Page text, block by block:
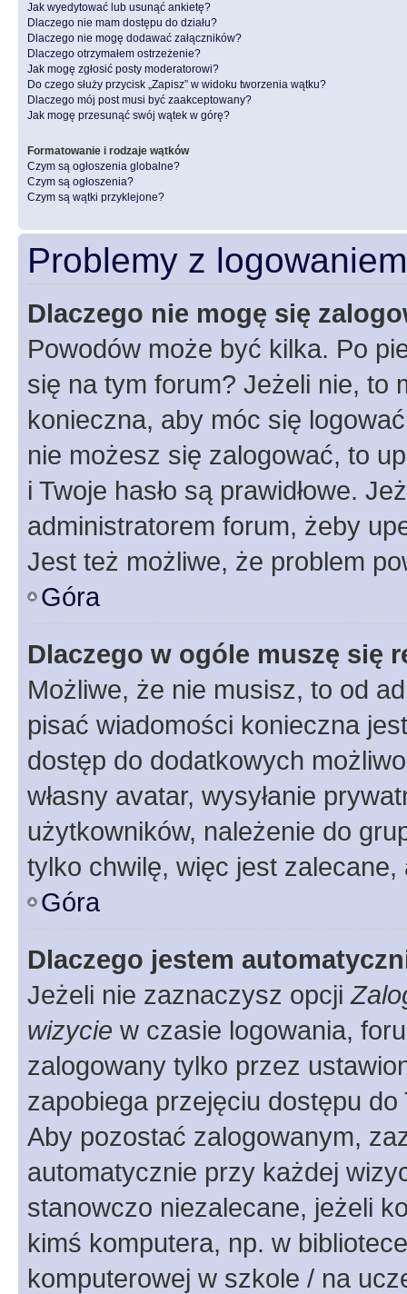
Jak wyedytować lub usunąć ankietę?
Dlaczego nie mam dostępu do działu?
Dlaczego nie mogę dodawać załączników?
Dlaczego otrzymałem ostrzeżenie?
Jak mogę zgłosić posty moderatorowi?
Do czego służy przycisk „Zapisz” w widoku tworzenia wątku?
Dlaczego mój post musi być zaakceptowany?
Jak mogę przesunąć swój wątek w górę?
Formatowanie i rodzaje wątków
Czym są ogłoszenia globalne?
Czym są ogłoszenia?
Czym są wątki przyklejone?
Problemy z
Dlaczego nie mogę się
Powodów może być kilka. Po
się na tym forum? Jeżeli nie, to
konieczna, aby móc się
nie możesz się zalogować, to
i Twoje hasło są prawidłowe.
administratorem forum, żeby
Jest też możliwe, że problem
Góra
Dlaczego w ogóle muszę się
Możliwe, że nie musisz, to od
pisać wiadomości konieczna
dostęp do dodatkowych
własny avatar, wysyłanie
użytkowników, należenie do
tylko chwilę, więc jest zalecane,
Góra
Dlaczego jestem
Jeżeli nie zaznaczysz opcji
wizycie w czasie logowania,
zalogowany tylko przez
zapobiega przejęciu dostępu
Aby pozostać zalogowanym,
automatycznie przy każdej
stanowczo niezalecane, jeżeli
kimś komputera, np. w
komputerowej w szkole / na